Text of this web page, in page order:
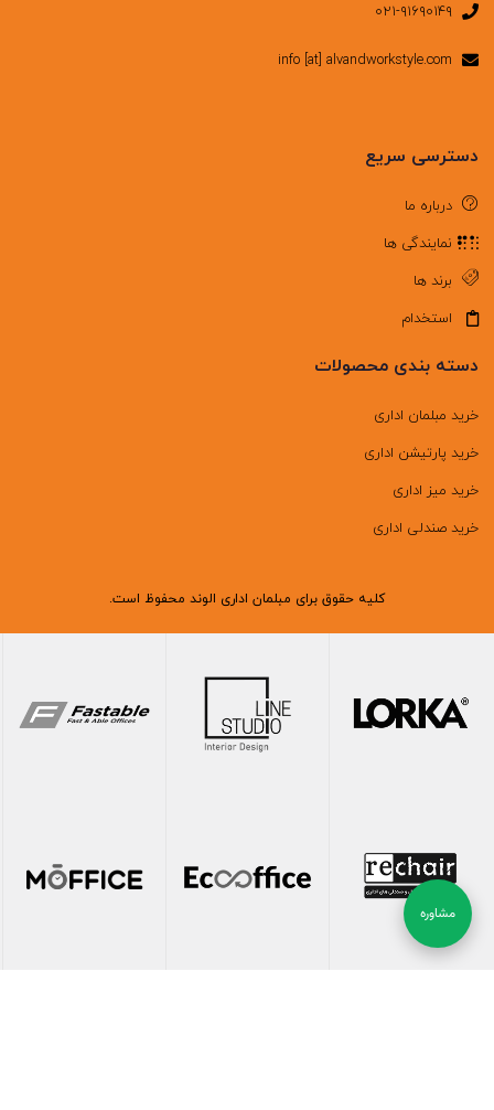
۰۲۱-۹۱۶۹۰۱۴۹
info [at] alvandworkstyle.com
دسترسی سریع
درباره ما
نمایندگی ها
برند ها
استخدام
دسته بندی محصولات
خرید مبلمان اداری
خرید پارتیشن اداری
خرید میز اداری
خرید صندلی اداری
کلیه حقوق برای مبلمان اداری الوند محفوظ است.
مشاوره